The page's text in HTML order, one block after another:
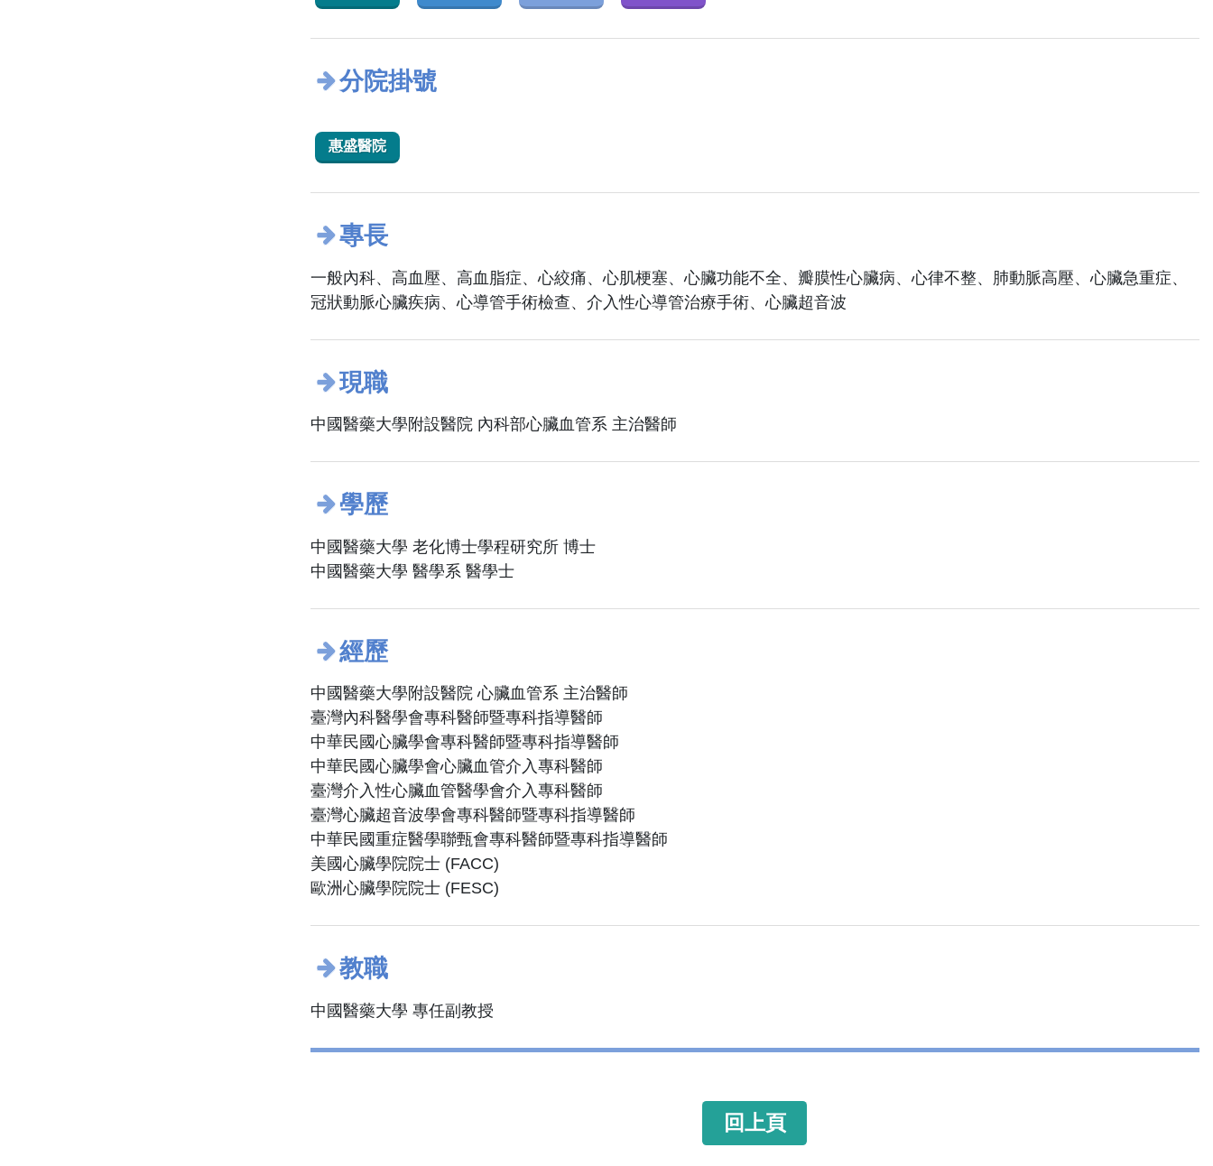
分院掛號
惠盛醫院
專長
一般內科、高血壓、高血脂症、心絞痛、心肌梗塞、心臟功能不全、瓣膜性心臟病、心律不整、肺動脈高壓、心臟急重症、
冠狀動脈心臟疾病、心導管手術檢查、介入性心導管治療手術、心臟超音波
現職
中國醫藥大學附設醫院 內科部心臟血管系 主治醫師
學歷
中國醫藥大學 老化博士學程研究所 博士
中國醫藥大學 醫學系 醫學士
經歷
中國醫藥大學附設醫院 心臟血管系 主治醫師
臺灣內科醫學會專科醫師暨專科指導醫師
中華民國心臟學會專科醫師暨專科指導醫師
中華民國心臟學會心臟血管介入專科醫師
臺灣介入性心臟血管醫學會介入專科醫師
臺灣心臟超音波學會專科醫師暨專科指導醫師
中華民國重症醫學聯甄會專科醫師暨專科指導醫師
美國心臟學院院士 (FACC)
歐洲心臟學院院士 (FESC)
教職
中國醫藥大學 專任副教授
回上頁